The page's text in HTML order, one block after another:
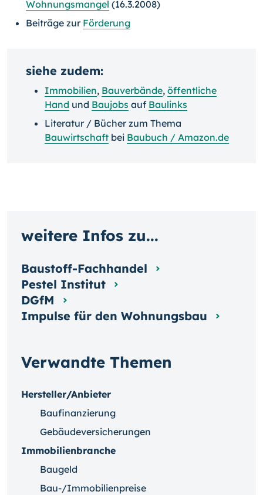
Wohnungsmangel (16.3.2008)
Beiträge zur Förderung
siehe zudem:
Immobilien, Bauverbände, öffentliche
Hand und Baujobs auf Baulinks
Literatur / Bücher zum Thema
Bauwirtschaft bei Baubuch / Amazon.de
Verwandte Themen
Hersteller/Anbieter
Baufinanzierung
Gebäudeversicherungen
Immobilienbranche
Baugeld
Bau-/Immobilienpreise
weitere Infos zu...
Baustoff-Fachhandel
Pestel Institut
DGfM
Impulse für den Wohnungsbau